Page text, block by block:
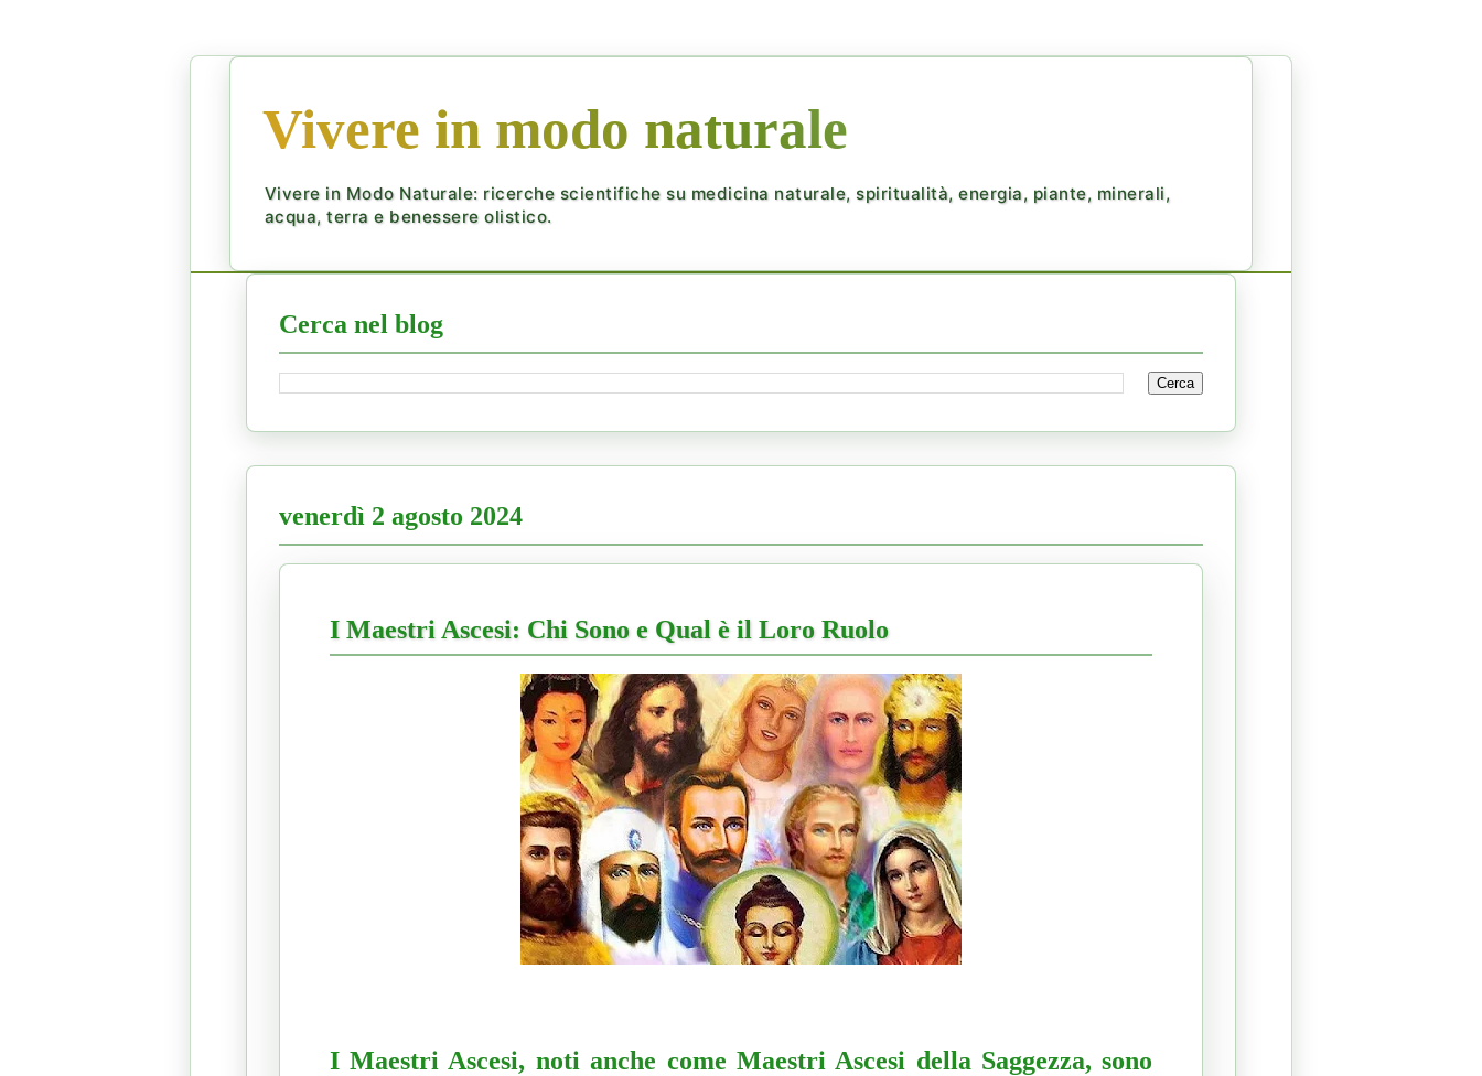
Vivere in modo naturale
Vivere in Modo Naturale: ricerche scientifiche su medicina naturale, spiritualità, energia, piante, minerali,
acqua, terra e benessere olistico.
Cerca nel blog
venerdì 2 agosto 2024
I Maestri Ascesi: Chi Sono e Qual è il Loro Ruolo
I Maestri Ascesi, noti anche come Maestri Ascesi della Saggezza, sono